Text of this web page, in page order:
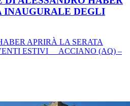
INAUGURALE DEGLI
APRIRÀ LA SERATA
ESTIVI ACCIANO (AQ) –